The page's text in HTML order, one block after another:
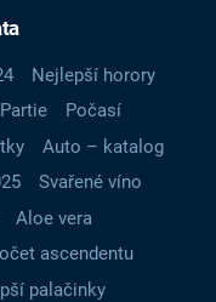
Nejlepší horory
Partie
Počasí
Auto – katalog
Svařené víno
Aloe vera
ascendentu
palačinky